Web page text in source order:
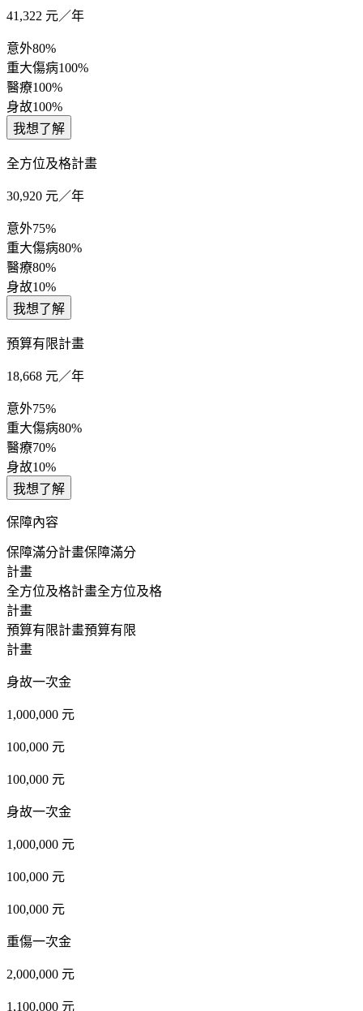
41,322 元／年
意外80%
重大傷病100%
醫療100%
身故100%
我想了解
全方位及格計畫
30,920 元／年
意外75%
重大傷病80%
醫療80%
身故10%
我想了解
預算有限計畫
18,668 元／年
意外75%
重大傷病80%
醫療70%
身故10%
我想了解
保障內容
保障滿分計畫保障滿分
計畫
全方位及格計畫全方位及格
計畫
預算有限計畫預算有限
計畫
身故一次金
1,000,000 元
100,000 元
100,000 元
身故一次金
1,000,000 元
100,000 元
100,000 元
重傷一次金
2,000,000 元
1,100,000 元